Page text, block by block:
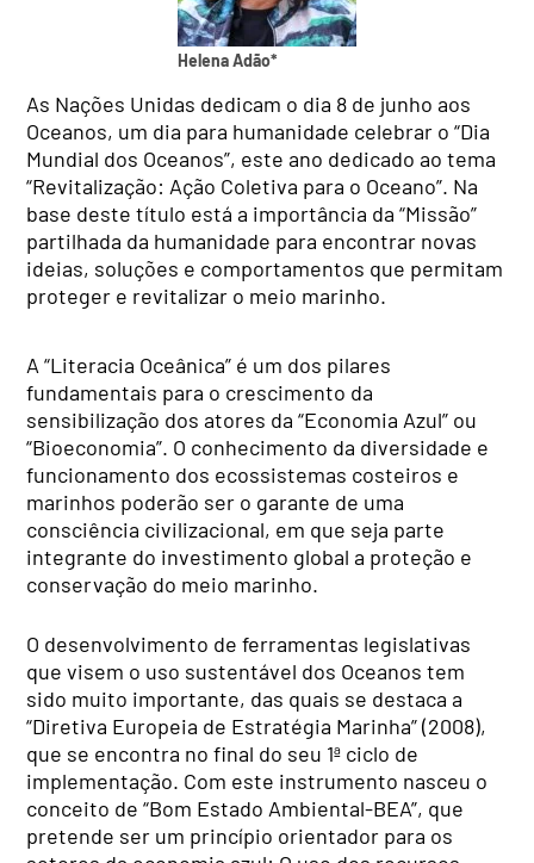
Helena Adão*
As Nações Unidas dedicam o dia 8 de junho aos
Oceanos, um dia para humanidade celebrar o “Dia
Mundial dos Oceanos”, este ano dedicado ao tema
“Revitalização: Ação Coletiva para o Oceano”. Na
base deste título está a importância da “Missão”
partilhada da humanidade para encontrar novas
ideias, soluções e comportamentos que permitam
proteger e revitalizar o meio marinho.
A “Literacia Oceânica” é um dos pilares
fundamentais para o crescimento da
sensibilização dos atores da “Economia Azul” ou
“Bioeconomia”. O conhecimento da diversidade e
funcionamento dos ecossistemas costeiros e
marinhos poderão ser o garante de uma
consciência civilizacional, em que seja parte
integrante do investimento global a proteção e
conservação do meio marinho.
O desenvolvimento de ferramentas legislativas
que visem o uso sustentável dos Oceanos tem
sido muito importante, das quais se destaca a
“Diretiva Europeia de Estratégia Marinha” (2008),
que se encontra no final do seu 1ª ciclo de
implementação. Com este instrumento nasceu o
conceito de “Bom Estado Ambiental-BEA”, que
pretende ser um princípio orientador para os